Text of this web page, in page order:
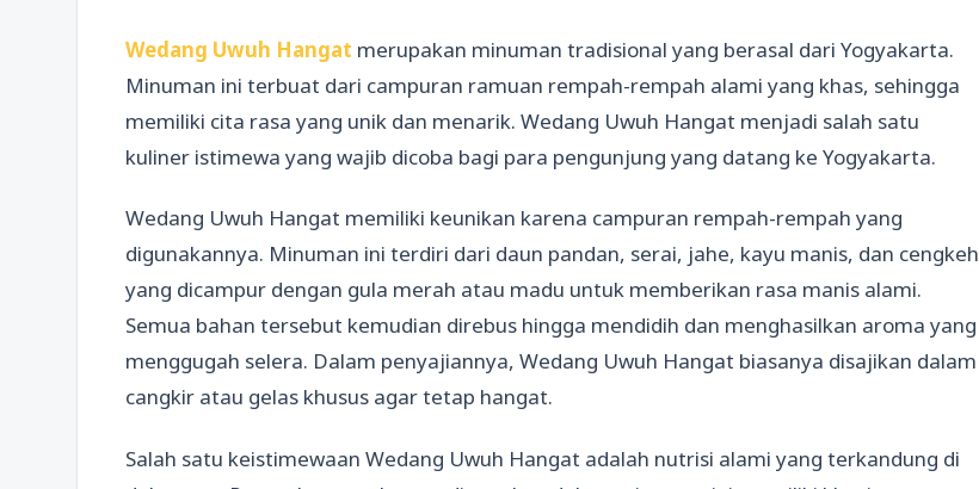
Wedang Uwuh Hangat merupakan minuman tradisional yang berasal dari Yogyakarta.
Minuman ini terbuat dari campuran ramuan rempah-rempah alami yang khas, sehingga
memiliki cita rasa yang unik dan menarik. Wedang Uwuh Hangat menjadi salah satu
kuliner istimewa yang wajib dicoba bagi para pengunjung yang datang ke Yogyakarta.
Wedang Uwuh Hangat memiliki keunikan karena campuran rempah-rempah yang
digunakannya. Minuman ini terdiri dari daun pandan, serai, jahe, kayu manis, dan cengkeh
yang dicampur dengan gula merah atau madu untuk memberikan rasa manis alami.
Semua bahan tersebut kemudian direbus hingga mendidih dan menghasilkan aroma yang
menggugah selera. Dalam penyajiannya, Wedang Uwuh Hangat biasanya disajikan dalam
cangkir atau gelas khusus agar tetap hangat.
Salah satu keistimewaan Wedang Uwuh Hangat adalah nutrisi alami yang terkandung di